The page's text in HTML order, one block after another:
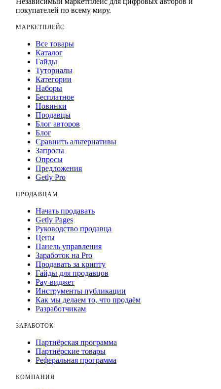
покупателей по всему миру.
МАРКЕТПЛЕЙС
Все товары
Каталог
Гайды
Туториалы
Категории
Наборы
Бесплатное
Новинки
Продавцы
Блог авторов
Блог
Сравнить альтернативы
Запросы
Опросы
Предложения
Getly Pro
ПРОДАВЦАМ
Начать продавать
Getly Pages
Руководство продавца
Цены
Панель управления
Заработок на Pro
Продавать за крипту
Гайды для продавцов
Pay-виджет
Инструменты публикации
Как мы делаем то, что продаём
Разработчикам
ЗАРАБОТОК
Партнёрская программа
Партнёрские товары
Реферальная программа
КОМПАНИЯ